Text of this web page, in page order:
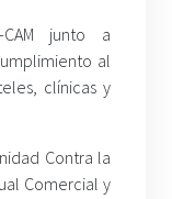
junto a
al
clínicas y
Contra la
Comercial y